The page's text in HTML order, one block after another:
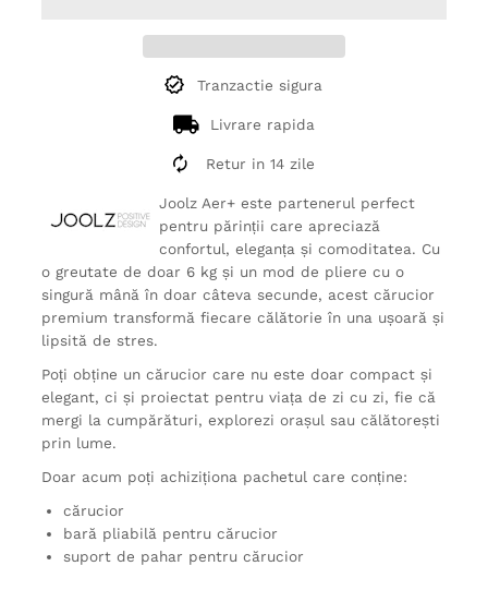
Tranzactie sigura
Livrare rapida
Retur in 14 zile
Joolz Aer+ este partenerul perfect
pentru părinții care apreciază
confortul, eleganța și comoditatea. Cu
o greutate de doar 6 kg și un mod de pliere cu o
singură mână în doar câteva secunde, acest cărucior
premium transformă fiecare călătorie în una ușoară și
lipsită de stres.
Poți obține un cărucior care nu este doar compact și
elegant, ci și proiectat pentru viața de zi cu zi, fie că
mergi la cumpărături, explorezi orașul sau călătorești
prin lume.
Doar acum poți achiziționa pachetul care conține:
cărucior
bară pliabilă pentru cărucior
suport de pahar pentru cărucior